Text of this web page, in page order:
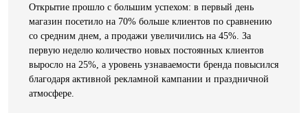
Открытие прошло с большим успехом: в первый день
магазин посетило на 70% больше клиентов по сравнению
со средним днем, а продажи увеличились на 45%. За
первую неделю количество новых постоянных клиентов
выросло на 25%, а уровень узнаваемости бренда повысился
благодаря активной рекламной кампании и праздничной
атмосфере.